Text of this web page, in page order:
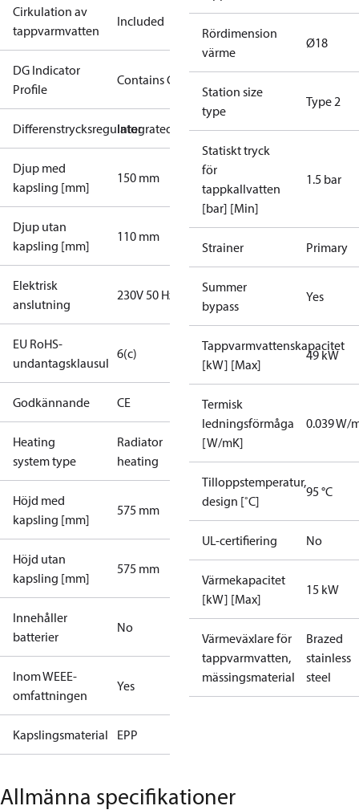
Cirkulation av
tappvarmvatten
Included
DG Indicator
Profile
Contains Gas
DifferenstrycksregulatorIntegrated
Djup med
kapsling [mm]
150 mm
Djup utan
kapsling [mm]
110 mm
Elektrisk
anslutning
230V 50 Hz
EU RoHS-
undantagsklausul
6(c)
Godkännande CE
Heating
system type
Radiator
heating
Höjd med
kapsling [mm]
575 mm
Höjd utan
kapsling [mm]
575 mm
Innehåller
batterier
No
Inom WEEE-
omfattningen
Yes
Kapslingsmaterial EPP
Rördimension
värme
Ø18
Station size
type
Type 2
Statiskt tryck
för
tappkallvatten
[bar] [Min]
1.5 bar
Strainer Primary
Summer
bypass
Yes
Tappvarmvattenskapacitet
[kW] [Max]
49 kW
Termisk
ledningsförmåga
[W/mK]
0.039 W/
Tilloppstemperatur,
design [˚C]
95 °C
UL-certifiering No
Värmekapacitet
[kW] [Max]
15 kW
Värmeväxlare för
tappvarmvatten,
mässingsmaterial
Brazed
stainless
steel
Allmänna specifikationer